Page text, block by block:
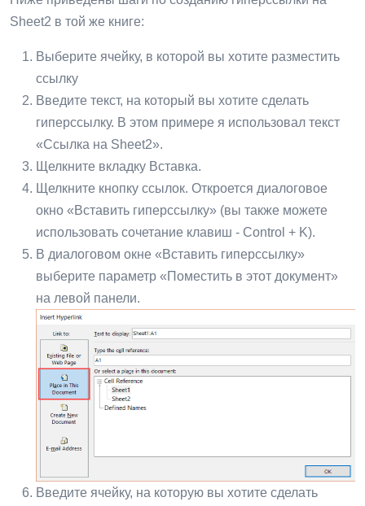
Sheet2 в той же книге:
Выберите ячейку, в которой вы хотите разместить
ссылку
Введите текст, на который вы хотите сделать
гиперссылку. В этом примере я использовал текст
«Ссылка на Sheet2».
Щелкните вкладку Вставка.
Щелкните кнопку ссылок. Откроется диалоговое
окно «Вставить гиперссылку» (вы также можете
использовать сочетание клавиш - Control + K).
В диалоговом окне «Вставить гиперссылку»
выберите параметр «Поместить в этот документ»
на левой панели.
Введите ячейку, на которую вы хотите сделать